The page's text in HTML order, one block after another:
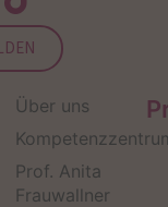
Über uns
Prof. Anita
Frauwallner